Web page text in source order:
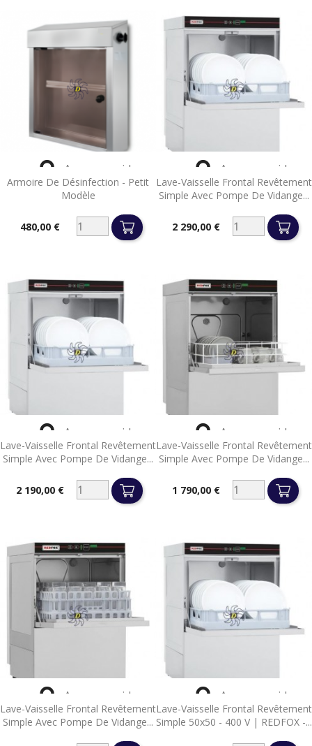
Armoire De Désinfection - Petit
Modèle
Prix480,00 €
 Aperçu rapide
Lave-Vaisselle Frontal Revêtement
Simple Avec Pompe De Vidange...
Prix2 290,00 €
 Aperçu rapide
Lave-Vaisselle Frontal Revêtement
Simple Avec Pompe De Vidange...
Prix2 190,00 €
 Aperçu rapide
Lave-Vaisselle Frontal Revêtement
Simple Avec Pompe De Vidange...
Prix1 790,00 €
 Aperçu rapide
Lave-Vaisselle Frontal Revêtement
Simple Avec Pompe De Vidange...
 Aperçu rapide
Lave-Vaisselle Frontal Revêtement
Simple 50x50 - 400 V | REDFOX -...
 Aperçu rapide